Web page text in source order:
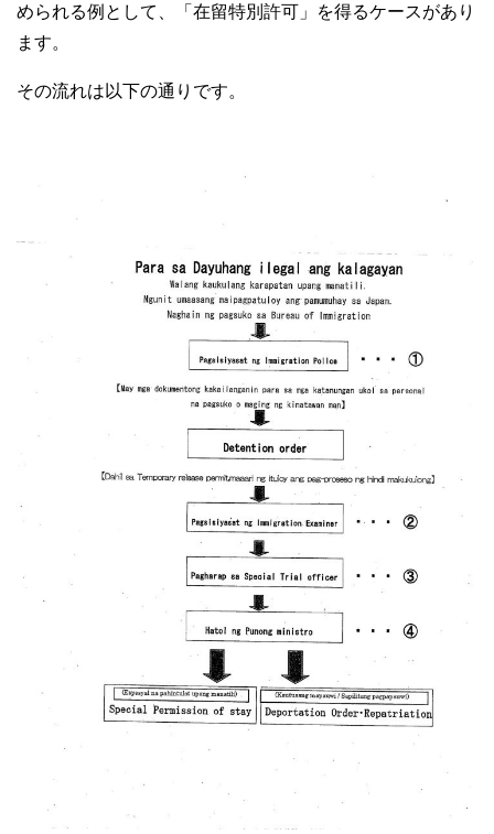
められる例として、「在留特別許可」を得るケースがあり
ます。
その流れは以下の通りです。